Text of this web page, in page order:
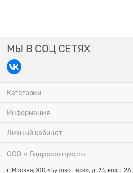
МЫ В СОЦ СЕТЯХ
Категории
Информация
Личный кабинет
ООО « Гидроконтроль»
г. Москва, ЖК «Бутово парк», д. 23, корп. 2А.